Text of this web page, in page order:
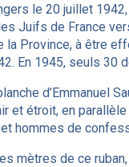
le 20 juillet
Juifs de France
la Province, à être
En 1945, seuls 30
d’Emmanuel
et étroit, en
hommes de
mètres de ce